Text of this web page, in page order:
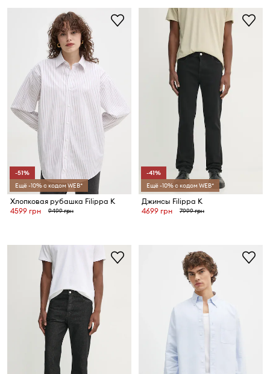
-51%
Ещё -10% с кодом WEB*
Хлопковая рубашка Filippa K
4599 грн
9499 грн
-41%
Ещё -10% с кодом WEB*
Джинсы Filippa K
4699 грн
7999 грн